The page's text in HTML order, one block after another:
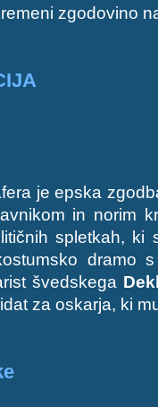
zgodovino
je epska
in norim
spletkah, ki
dramo
švedskega
za oskarja, ki